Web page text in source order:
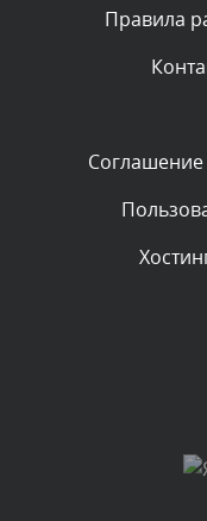
администратором.
Комментарий
администратором.
Комментарий
Текст
Комментарий
Текст
администратором.
Правила